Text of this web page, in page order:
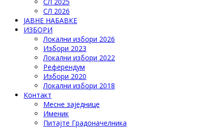
СЛ 2026
ЈАВНЕ НАБАВКЕ
ИЗБОРИ
Локални избори 2026
Избори 2023
Локални избори 2022
Референдум
Избори 2020
Локални избори 2018
Контакт
Месне заједнице
Именик
Питајте Градоначелника